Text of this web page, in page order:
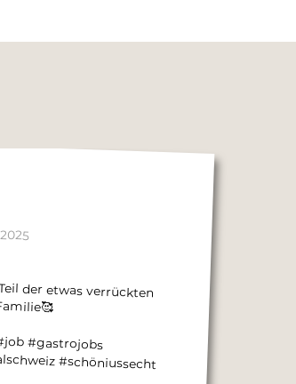
der etwas verrückten
#gastrojobs
#schöniussecht